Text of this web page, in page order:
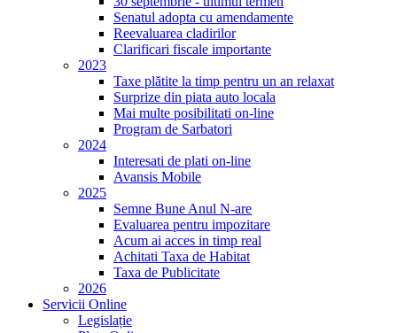
Senatul adopta cu amendamente
Reevaluarea cladirilor
Clarificari fiscale importante
2023
Taxe plătite la timp pentru un an relaxat
Surprize din piata auto locala
Mai multe posibilitati on-line
Program de Sarbatori
2024
Interesati de plati on-line
Avansis Mobile
2025
Semne Bune Anul N-are
Evaluarea pentru impozitare
Acum ai acces in timp real
Achitati Taxa de Habitat
Taxa de Publicitate
2026
Servicii Online
Legislație